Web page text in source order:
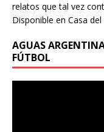
relatos que tal vez
Disponible en Casa
AGUAS
FÚTBOL